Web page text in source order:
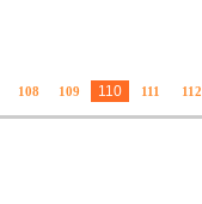
108 109 110 111 112